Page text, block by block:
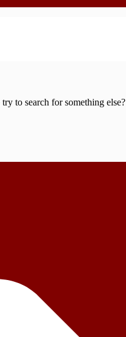
to search for something else?